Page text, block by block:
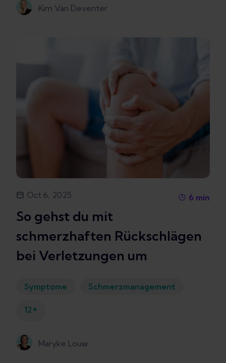
Kim Van Deventer
Oct 6, 2025 6 min
So gehst du mit
schmerzhaften Rückschlägen
bei Verletzungen um
Symptome Schmerzmanagement
12 +
Maryke Louw